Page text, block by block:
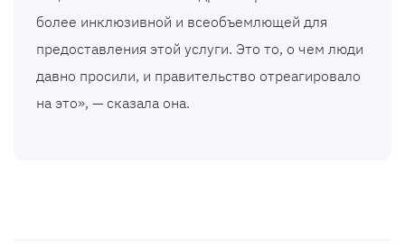
более инклюзивной и всеобъемлющей для
предоставления этой услуги. Это то, о чем люди
давно просили, и правительство отреагировало
на это», — сказала она.